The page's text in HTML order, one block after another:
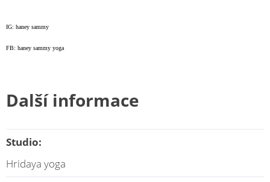
IG: haney sammy
FB: haney sammy yoga
Další informace
Studio:
Hridaya yoga